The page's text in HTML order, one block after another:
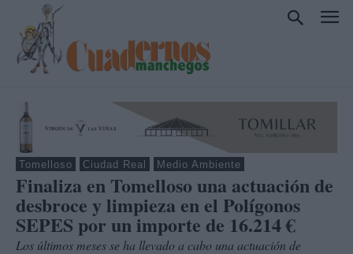
Tomelloso Ciudad Real Medio Ambiente
Finaliza en Tomelloso una actuación de
desbroce y limpieza en el Polígonos
SEPES por un importe de 16.214 €
Los últimos meses se ha llevado a cabo una actuación de